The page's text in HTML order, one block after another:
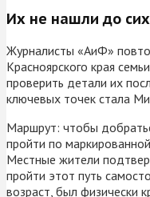
Их не нашли до
Журналисты «АиФ»
Красноярского края
проверить детали их
ключевых точек стала
Маршрут: чтобы
пройти по
Местные жители
пройти этот путь
возраст, был физически